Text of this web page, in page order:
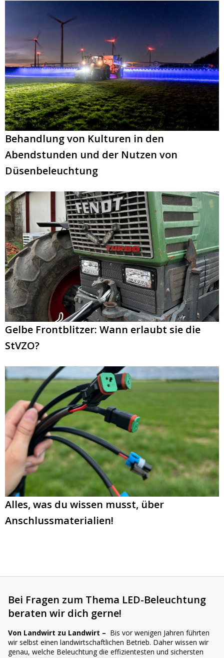
Behandlung von Kulturen in den
Abendstunden und der Nutzen von
Düsenbeleuchtung
Gelbe Frontblitzer: Wann erlaubt sie die
StVZO?
Alles, was du wissen musst, über
Anschlussmaterialien!
Bei Fragen zum Thema LED-Beleuchtung
beraten wir dich gerne!
Von Landwirt zu Landwirt – Bis vor wenigen Jahren führten
wir selbst einen landwirtschaftlichen Betrieb. Daher wissen wir
genau, welche Beleuchtung die effizientesten und sichersten